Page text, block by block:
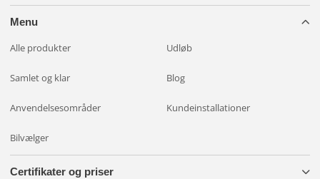
Menu
Alle produkter Udløb
Samlet og klar Blog
Anvendelsesområder Kundeinstallationer
Bilvælger
Certifikater og priser